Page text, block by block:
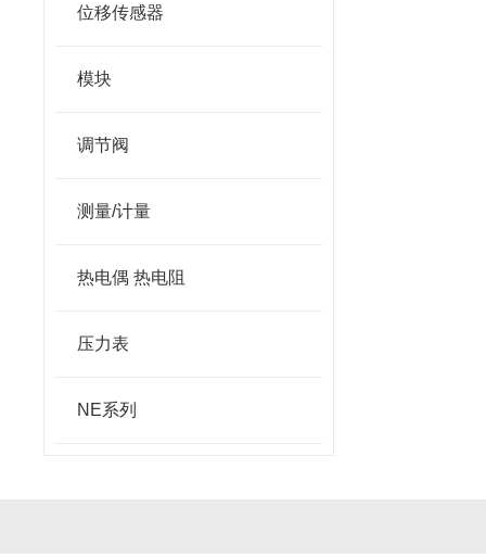
位移传感器
模块
调节阀
测量/计量
热电偶 热电阻
压力表
NE系列